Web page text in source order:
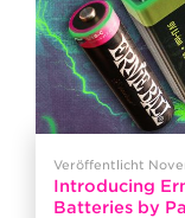
Veröffentlicht
Introducing
Batteries by